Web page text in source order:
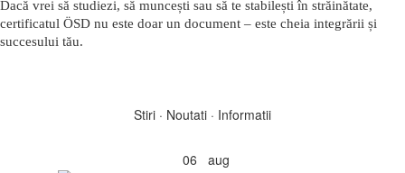
Dacă vrei să studiezi, să muncești sau să te stabilești în străinătate,
certificatul ÖSD nu este doar un document – este cheia integrării și
succesului tău.
Stiri · Noutati · Informatii
06 aug